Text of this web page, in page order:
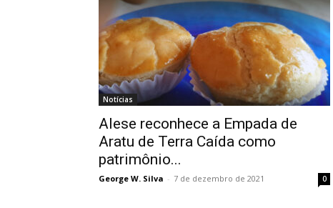
Notícias
Alese reconhece a Empada de
Aratu de Terra Caída como
patrimônio...
George W. Silva - 7 de dezembro de 2021 0